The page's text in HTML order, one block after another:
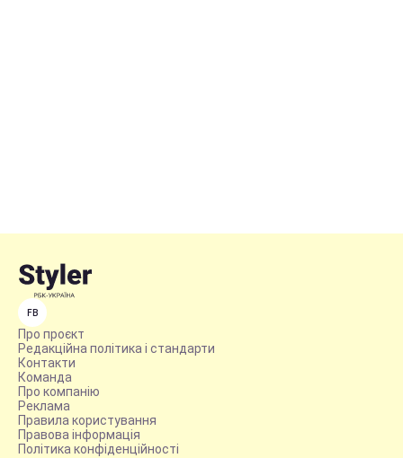
FB
Про проєкт
Редакційна політика і стандарти
Контакти
Команда
Про компанію
Реклама
Правила користування
Правова інформація
Політика конфіденційності